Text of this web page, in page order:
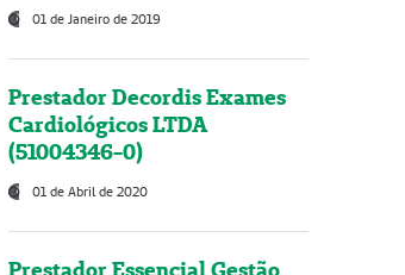
01 de Janeiro de 2019
Prestador Decordis Exames
Cardiológicos LTDA
(51004346-0)
01 de Abril de 2020